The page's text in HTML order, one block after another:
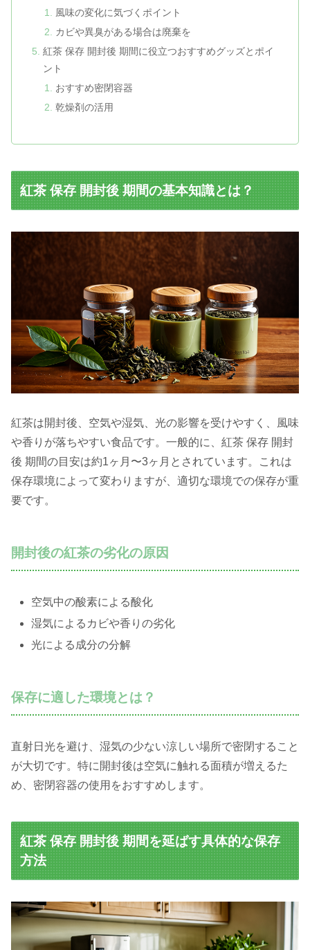
風味の変化に気づくポイント
カビや異臭がある場合は廃棄を
紅茶 保存 開封後 期間に役立つおすすめグッズとポイ
ント
おすすめ密閉容器
乾燥剤の活用
紅茶 保存 開封後 期間の基本知識とは？
紅茶は開封後、空気や湿気、光の影響を受けやすく、風味
や香りが落ちやすい食品です。一般的に、紅茶 保存 開封
後 期間の目安は約1ヶ月〜3ヶ月とされています。これは
保存環境によって変わりますが、適切な環境での保存が重
要です。
開封後の紅茶の劣化の原因
空気中の酸素による酸化
湿気によるカビや香りの劣化
光による成分の分解
保存に適した環境とは？
直射日光を避け、湿気の少ない涼しい場所で密閉すること
が大切です。特に開封後は空気に触れる面積が増えるた
め、密閉容器の使用をおすすめします。
紅茶 保存 開封後 期間を延ばす具体的な保存
方法